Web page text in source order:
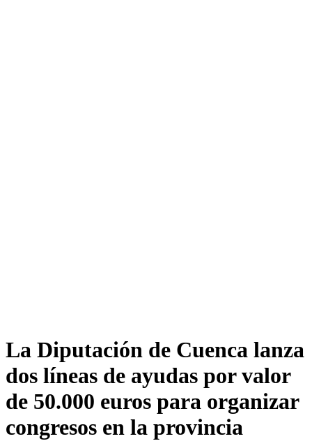
La Diputación de Cuenca lanza
dos líneas de ayudas por valor
de 50.000 euros para organizar
congresos en la provincia